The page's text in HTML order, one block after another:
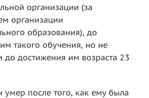
организации (за
организации
образования), до
такого обучения, но не
достижения им возраста 23
умер после того, как ему была